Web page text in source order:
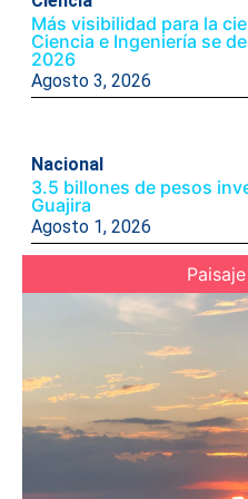
Más visibilidad para la
Ciencia e Ingeniería se
2026
Agosto 3, 2026
Nacional
3.5 billones de pesos
Guajira
Agosto 1, 2026